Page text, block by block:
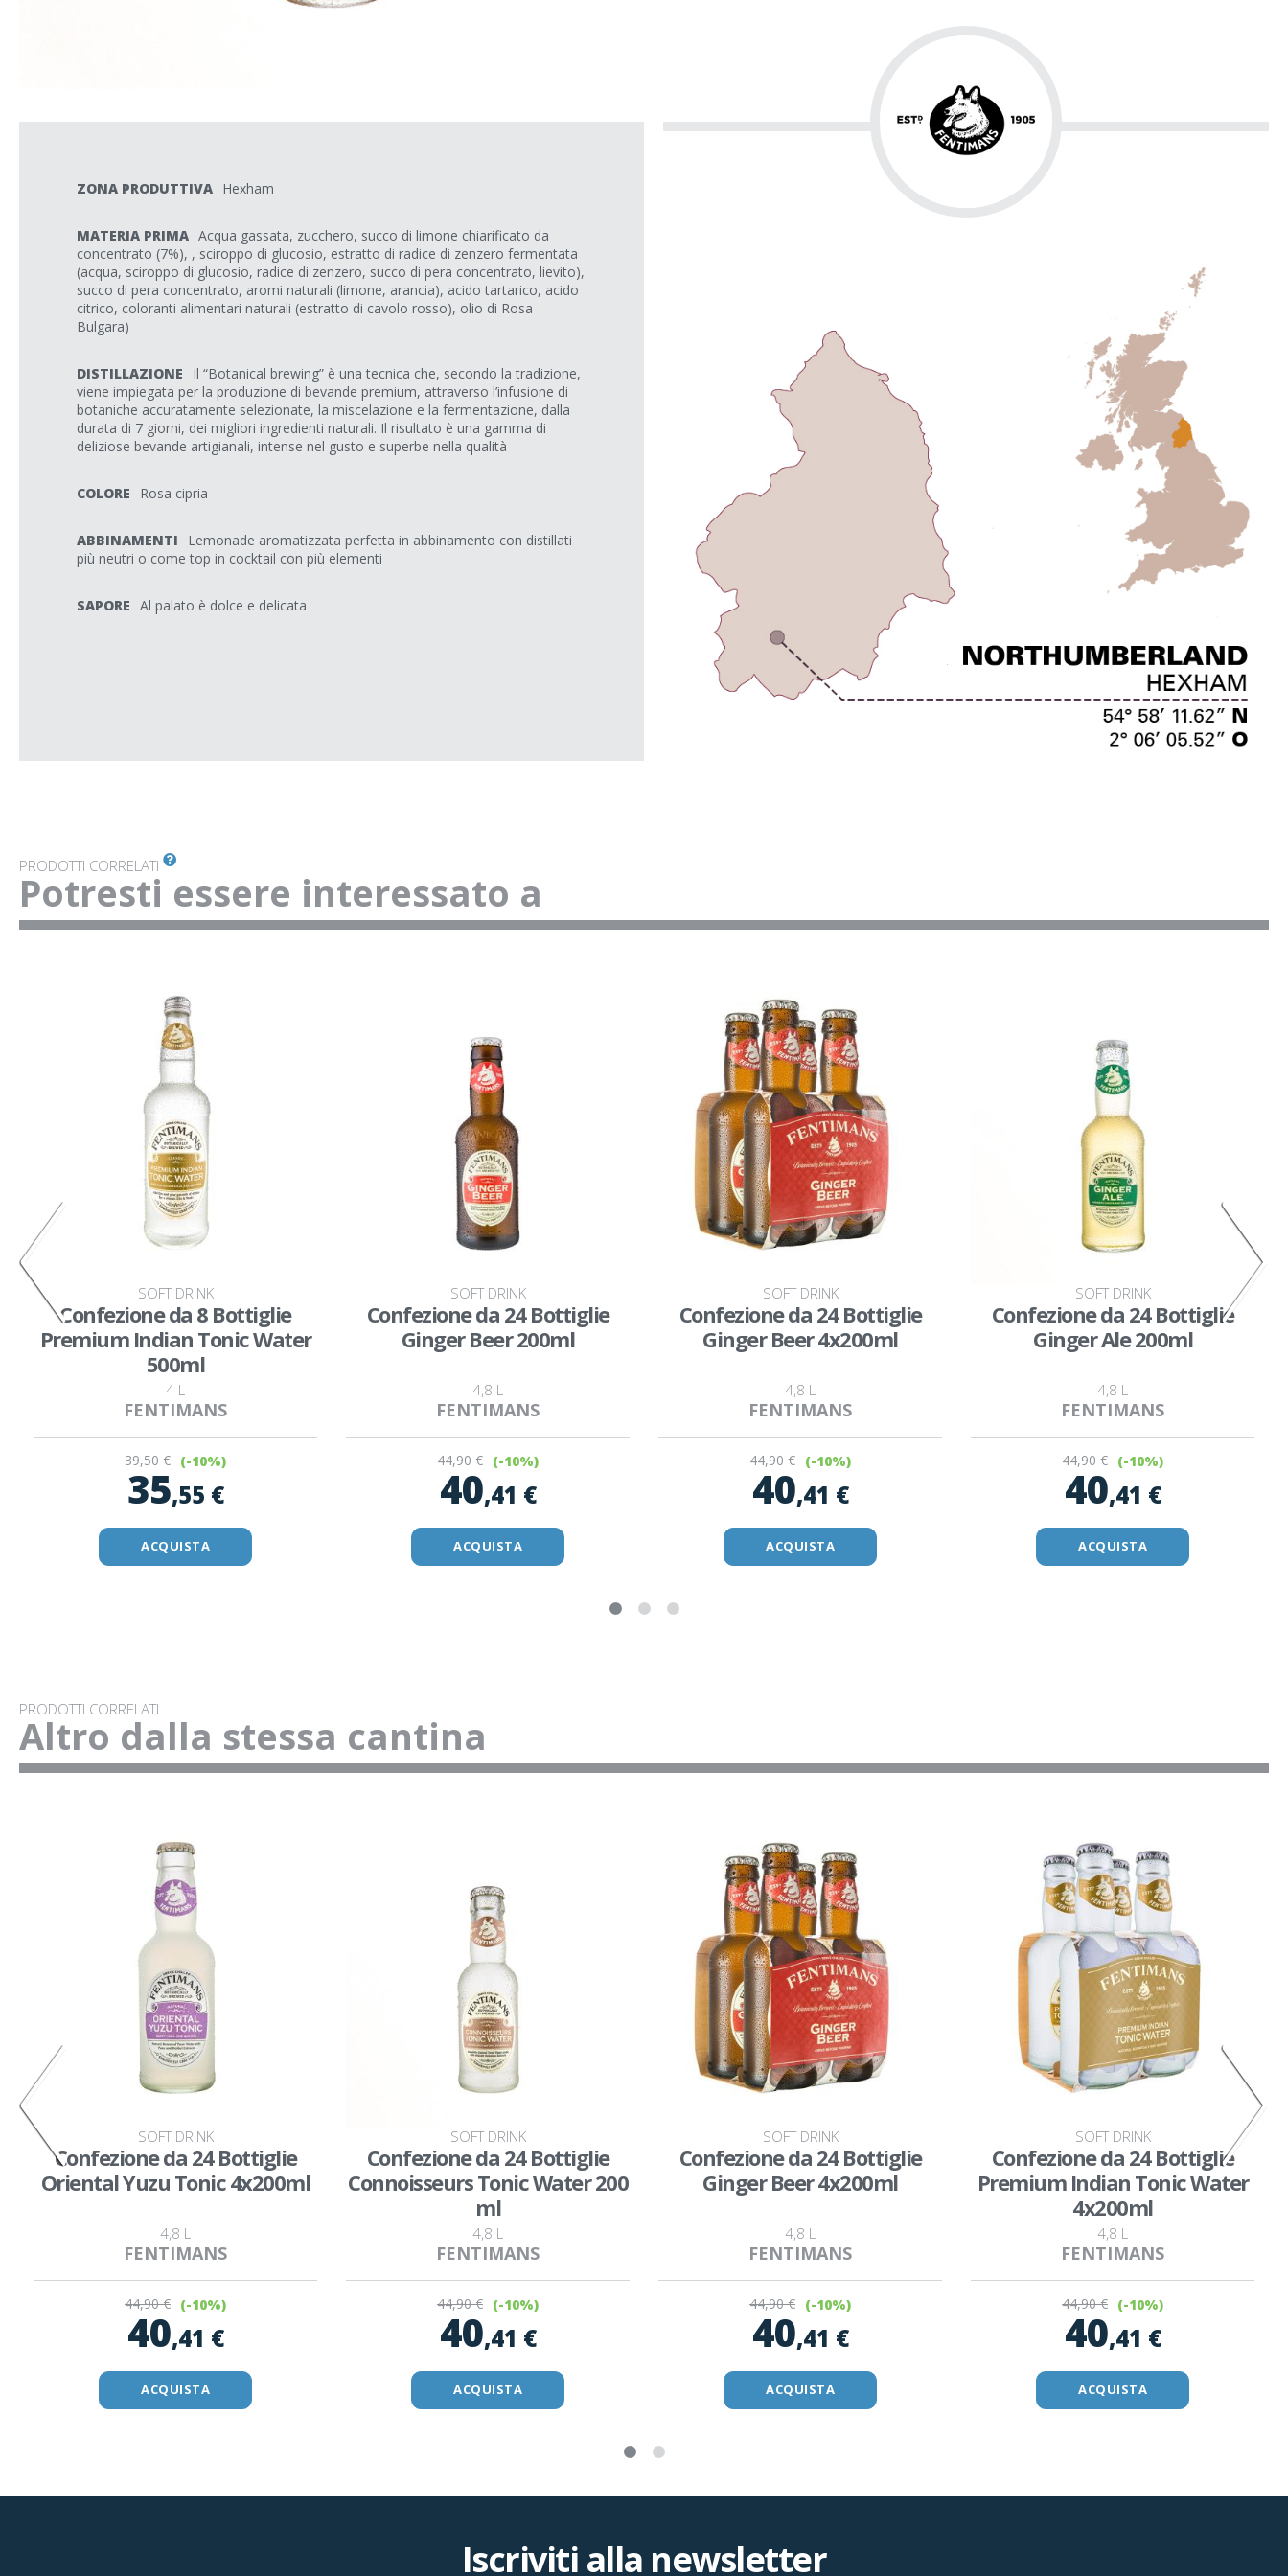
ZONA PRODUTTIVA Hexham
MATERIA PRIMA Acqua gassata, zucchero, succo di limone chiarificato da
concentrato (7%), , sciroppo di glucosio, estratto di radice di zenzero fermentata
(acqua, sciroppo di glucosio, radice di zenzero, succo di pera concentrato, lievito),
succo di pera concentrato, aromi naturali (limone, arancia), acido tartarico, acido
citrico, coloranti alimentari naturali (estratto di cavolo rosso), olio di Rosa
Bulgara)
DISTILLAZIONE
Il “Botanical brewing” è una tecnica che, secondo la tradizione,
viene impiegata per la produzione di bevande premium, attraverso l’infusione di
botaniche accuratamente selezionate, la miscelazione e la fermentazione, dalla
durata di 7 giorni, dei migliori ingredienti naturali. Il risultato è una gamma di
deliziose bevande artigianali, intense nel gusto e superbe nella qualità
COLORE Rosa cipria
ABBINAMENTI
Lemonade aromatizzata perfetta in abbinamento con distillati
più neutri o come top in cocktail con più elementi
SAPORE Al palato è dolce e delicata
PRODOTTI CORRELATI
Potresti essere interessato a
SOFT DRINK
Confezione da 8 Bottiglie
Premium Indian Tonic Water
500ml
4 L
FENTIMANS
39,50 € (-10%)
35,55 €
ACQUISTA
SOFT DRINK
Confezione da 24 Bottiglie
Ginger Beer 200ml
4,8 L
FENTIMANS
44,90 € (-10%)
40,41 €
ACQUISTA
SOFT DRINK
Confezione da 24 Bottiglie
Ginger Beer 4x200ml
4,8 L
FENTIMANS
44,90 € (-10%)
40,41 €
ACQUISTA
SOFT DRINK
Confezione da 24 Bottiglie
Ginger Ale 200ml
4,8 L
FENTIMANS
44,90 € (-10%)
40,41 €
ACQUISTA
PRODOTTI CORRELATI
Altro dalla stessa cantina
SOFT DRINK
Confezione da 24 Bottiglie
Oriental Yuzu Tonic 4x200ml
4,8 L
FENTIMANS
44,90 € (-10%)
40,41 €
ACQUISTA
SOFT DRINK
Confezione da 24 Bottiglie
Connoisseurs Tonic Water 200
ml
4,8 L
FENTIMANS
44,90 € (-10%)
40,41 €
ACQUISTA
SOFT DRINK
Confezione da 24 Bottiglie
Ginger Beer 4x200ml
4,8 L
FENTIMANS
44,90 € (-10%)
40,41 €
ACQUISTA
SOFT DRINK
Confezione da 24 Bottiglie
Premium Indian Tonic Water
4x200ml
4,8 L
FENTIMANS
44,90 € (-10%)
40,41 €
ACQUISTA
Iscriviti alla newsletter